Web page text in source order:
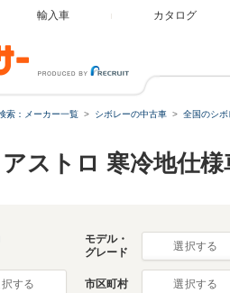
輸入車 カタログ
索：メーカー一覧 シボレーの中古車 全国のシボ
ストロ 寒冷地仕
モデル・
グレード
選択する
する 市区町村 選択する